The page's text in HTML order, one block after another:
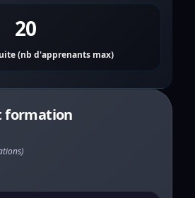
20
(nb d'apprenants max)
formation